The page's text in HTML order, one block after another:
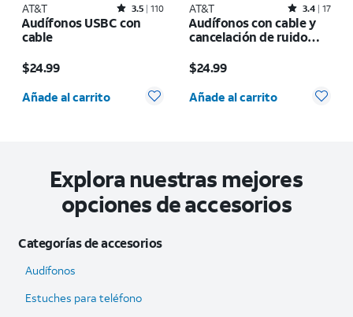
AT&T Rated3.5out of 5 stars with110reviews
3.5 110
Audífonos USBC con
cable
$24.99
Cantidad seleccionada: 0
Añade al carrito
AT&T Rated3.4out of 5 stars with17reviews
3.4 17
Audífonos con cable y
cancelación de ruido
$24.99
Cantidad seleccionada: 0
Añade al carrito
Explora nuestras mejores
opciones de accesorios
Categorías de accesorios
Audífonos
Estuches para teléfono